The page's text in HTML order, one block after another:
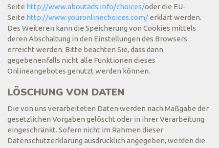
Seite http://www.aboutads.info/choices/oder die EU-
Seite http://www.youronlinechoices.com/ erklärt werden.
Des Weiteren kann die Speicherung von Cookies mittels
deren Abschaltung in den Einstellungen des Browsers
erreicht werden. Bitte beachten Sie, dass dann
gegebenenfalls nicht alle Funktionen dieses
Onlineangebotes genutzt werden können.
LÖSCHUNG VON DATEN
Die von uns verarbeiteten Daten werden nach Maßgabe der
gesetzlichen Vorgaben gelöscht oder in ihrer Verarbeitung
eingeschränkt. Sofern nicht im Rahmen dieser
Datenschutzerklärung ausdrücklich angegeben, werden die